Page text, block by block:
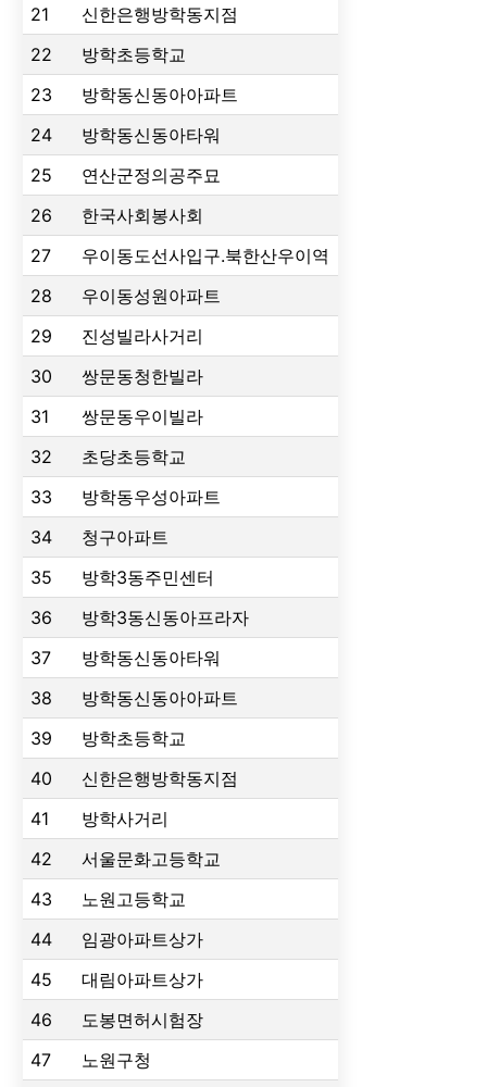
21
신한은행방학동지점
22
방학초등학교
23
방학동신동아아파트
24
방학동신동아타워
25
연산군정의공주묘
26
한국사회봉사회
27
우이동도선사입구.북한산우이역
28
우이동성원아파트
29
진성빌라사거리
30
쌍문동청한빌라
31
쌍문동우이빌라
32
초당초등학교
33
방학동우성아파트
34
청구아파트
35
방학3동주민센터
36
방학3동신동아프라자
37
방학동신동아타워
38
방학동신동아아파트
39
방학초등학교
40
신한은행방학동지점
41
방학사거리
42
서울문화고등학교
43
노원고등학교
44
임광아파트상가
45
대림아파트상가
46
도봉면허시험장
47
노원구청